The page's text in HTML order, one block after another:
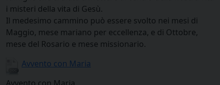
i misteri della vita di Gesù.
Il medesimo cammino può essere svolto nei mesi di
Maggio, mese mariano per eccellenza, e di Ottobre,
mese del Rosario e mese missionario.
Avvento con Maria